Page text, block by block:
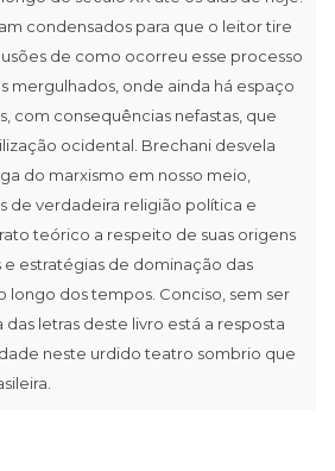
condensados para que o leitor tire
de como ocorreu esse processo
mergulhados, onde ainda há espaço
com consequências nefastas, que
ocidental. Brechani desvela
do marxismo em nosso meio,
de verdadeira religião política e
teórico a respeito de suas origens
e estratégias de dominação das
longo dos tempos. Conciso, sem ser
das letras deste livro está a resposta
neste urdido teatro sombrio que